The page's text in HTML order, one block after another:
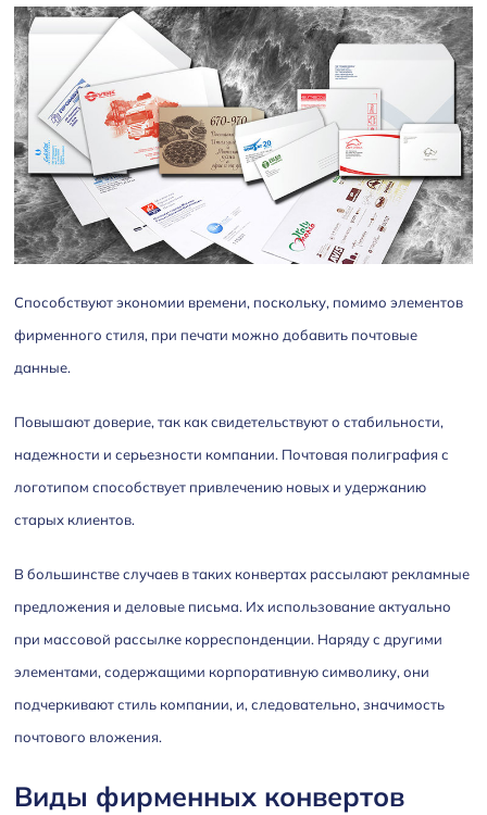
Способствуют экономии времени, поскольку, помимо элементов
фирменного стиля, при печати можно добавить почтовые
данные.
Повышают доверие, так как свидетельствуют о стабильности,
надежности и серьезности компании. Почтовая полиграфия с
логотипом способствует привлечению новых и удержанию
старых клиентов.
В большинстве случаев в таких конвертах рассылают рекламные
предложения и деловые письма. Их использование актуально
при массовой рассылке корреспонденции. Наряду с другими
элементами, содержащими корпоративную символику, они
подчеркивают стиль компании, и, следовательно, значимость
почтового вложения.
Виды фирменных конвертов